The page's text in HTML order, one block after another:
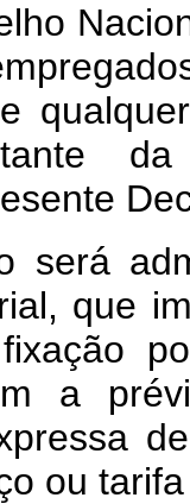
será
que
a
ou